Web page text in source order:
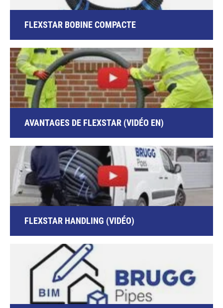
FLEXSTAR BOBINE COMPACTE
AVANTAGES DE FLEXSTAR (VIDÉO EN)
FLEXSTAR HANDLING (VIDÉO)